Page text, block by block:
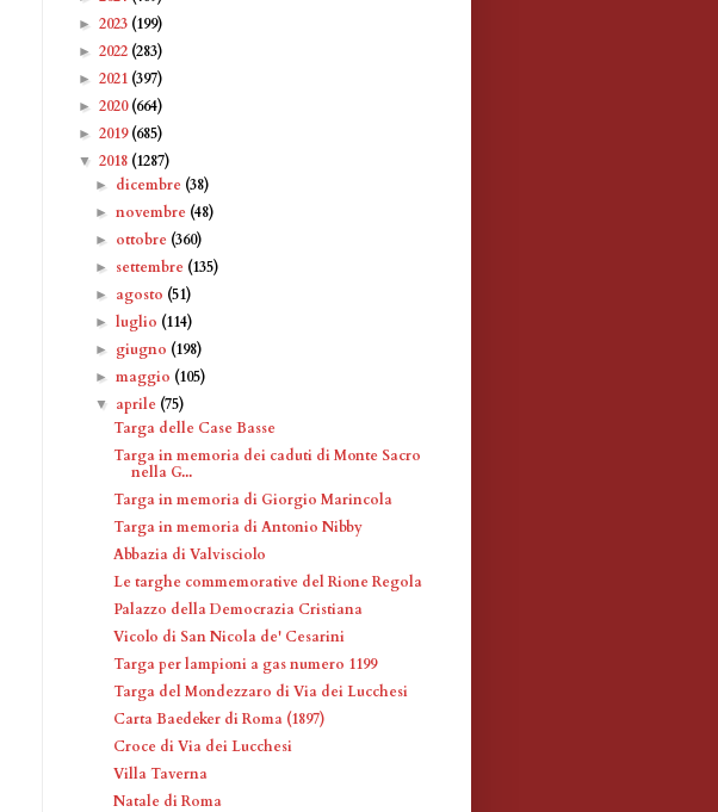
► 2023 (199)
► 2022 (283)
► 2021 (397)
► 2020(664)
► 2019(685)
▼ 2018 (1287)
► dicembre (38)
►novembre (48)
► ottobre (360)
► settembre (135)
► agosto (51)
►luglio (114)
► giugno (198)
►maggio (105)
▼ aprile (75)
Targa delle Case Basse
Targa in memoria dei caduti di Monte Sacro
nella G...
Targa in memoria di Giorgio Marincola
Targa in memoria di Antonio Nibby
Abbazia di Valvisciolo
Le targhe commemorative del Rione Regola
Palazzo della Democrazia Cristiana
Vicolo di San Nicola de' Cesarini
Targa per lampioni a gas numero 1199
Targa del Mondezzaro di Via dei Lucchesi
Carta Baedeker di Roma (1897)
Croce di Via dei Lucchesi
Villa Taverna
Natale di Roma